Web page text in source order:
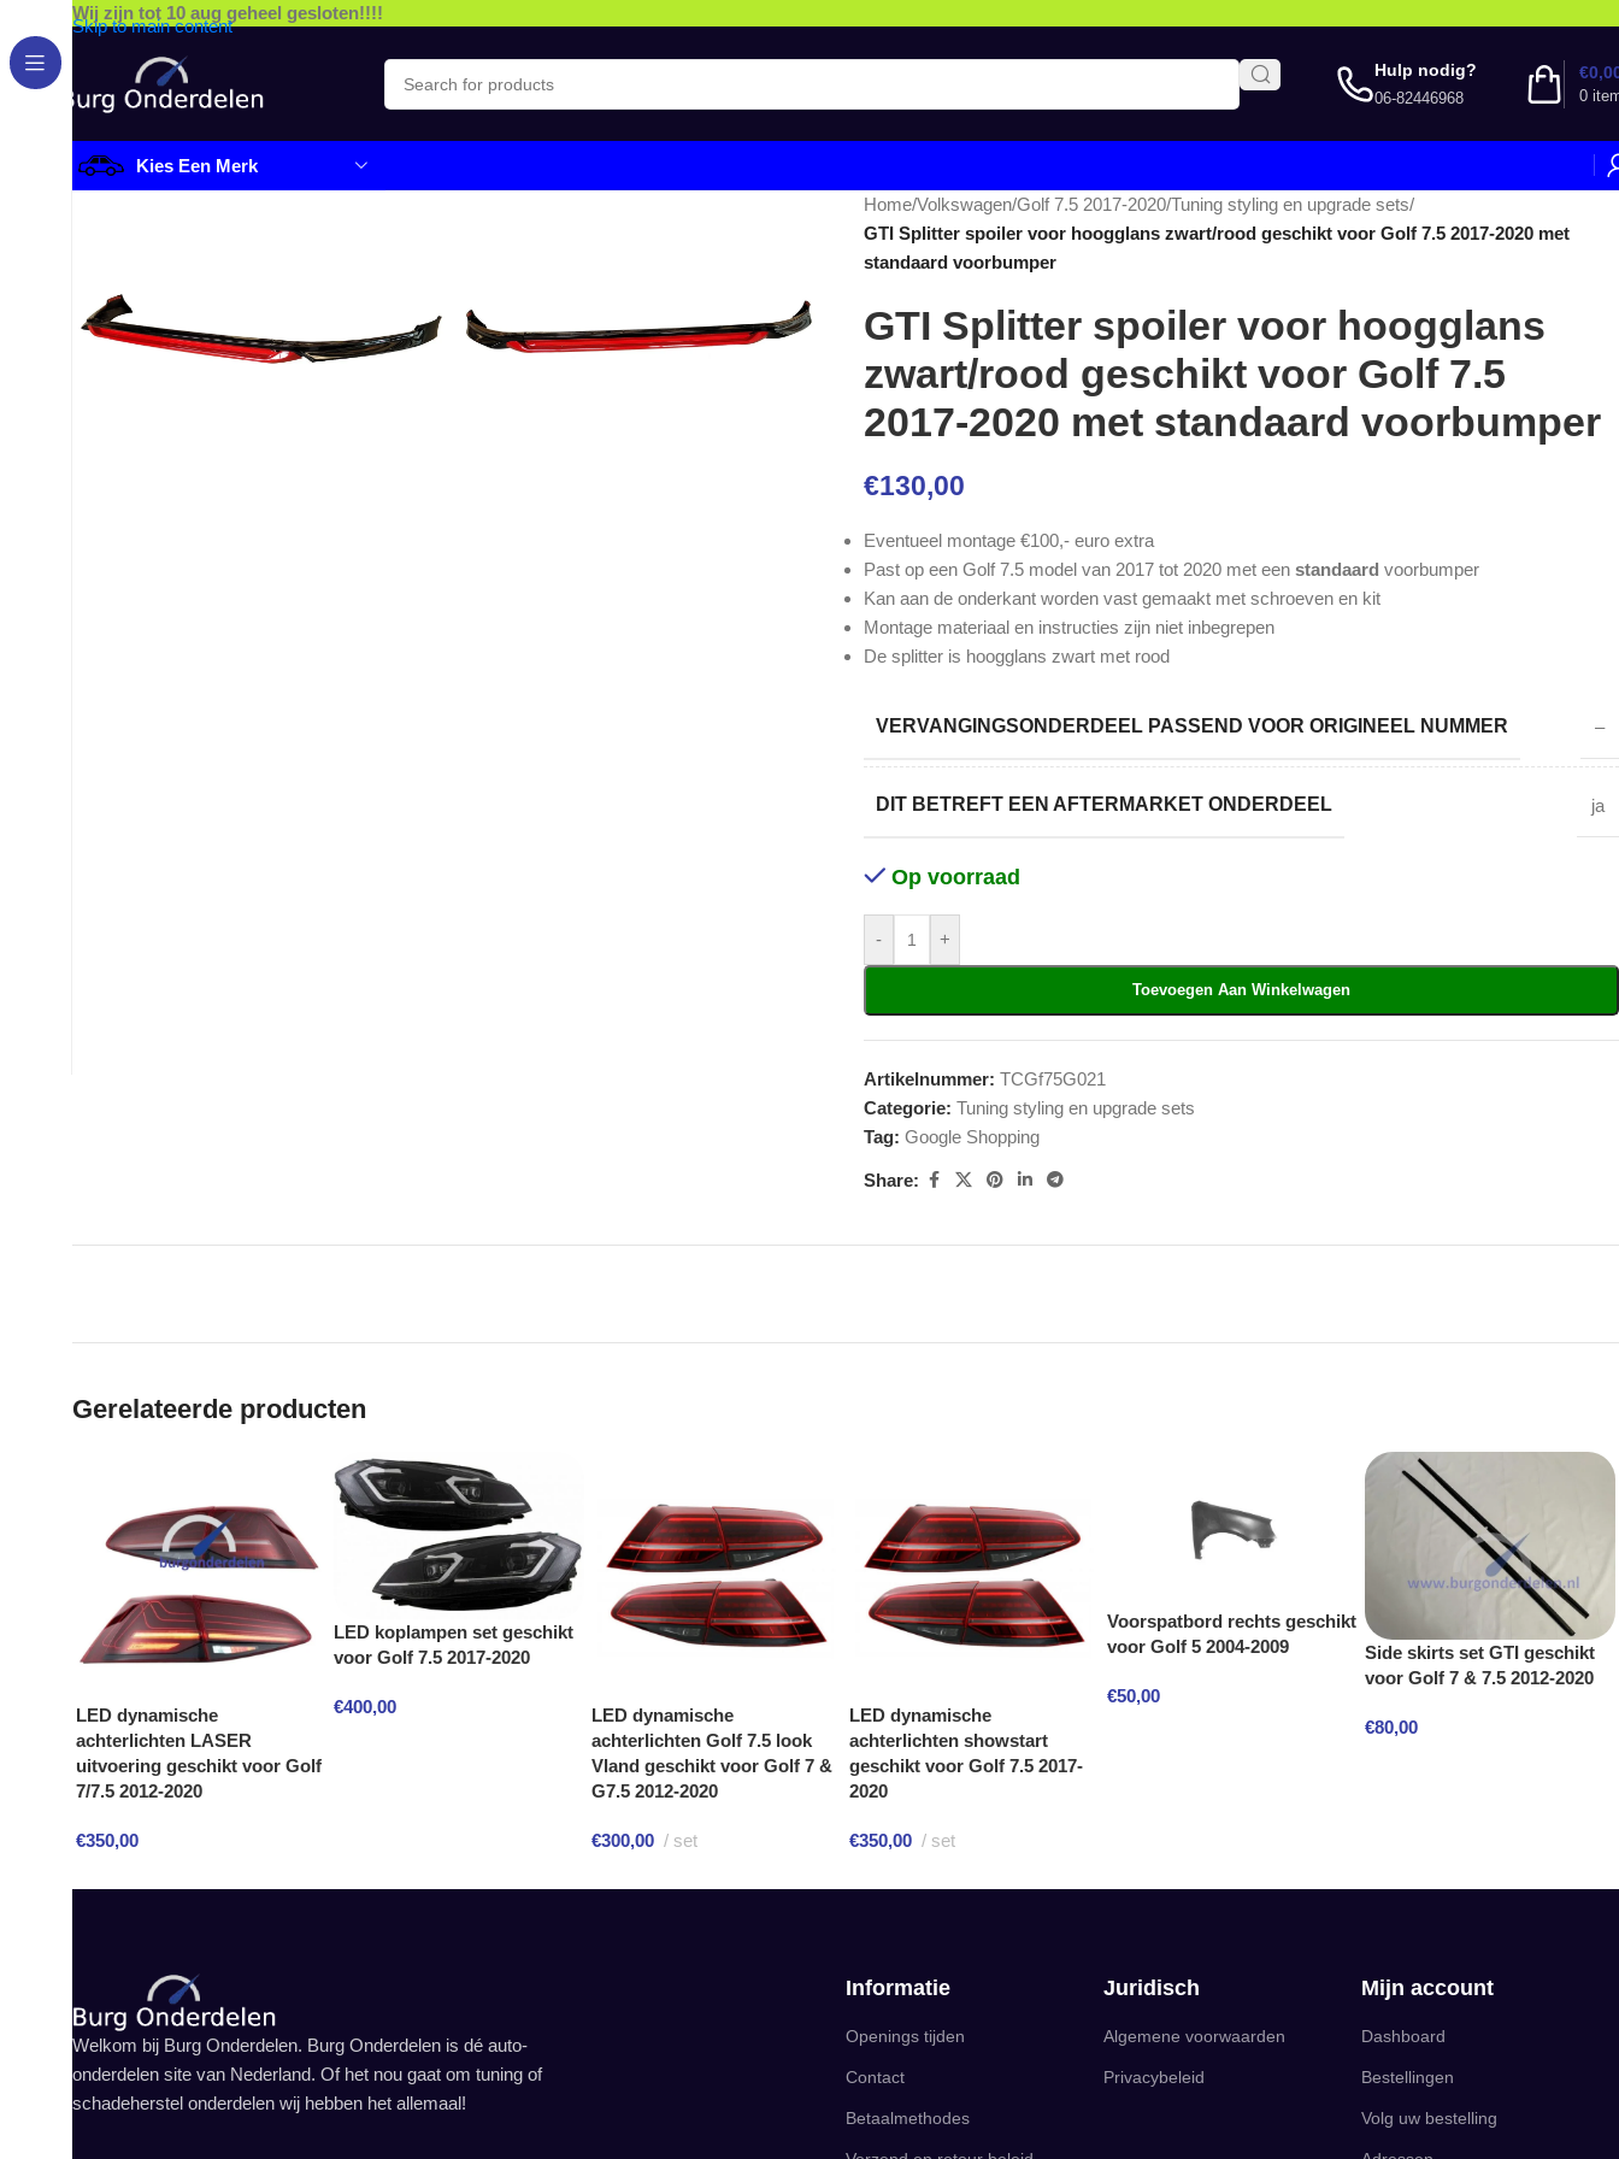
Skip to main content
Wij zijn tot 10 aug geheel gesloten!!!!
Hulp nodig?
06-82446968 0
€
Kies Een Merk
Home/Volkswagen/Golf 7.5 2017-2020/Tuning styling en upgrade sets/
GTI Splitter spoiler voor hoogglans zwart/rood geschikt voor Golf 7.5 2017-2020 met
standaard voorbumper
GTI Splitter spoiler voor hoogglans
zwart/rood geschikt voor Golf 7.5
2017-2020 met standaard voorbumper
€130,00
Eventueel montage €100,- euro extra
Past op een Golf 7.5 model van 2017 tot 2020 met een standaard voorbumper
Kan aan de onderkant worden vast gemaakt met schroeven en kit
Montage materiaal en instructies zijn niet inbegrepen
De splitter is hoogglans zwart met rood
VERVANGINGSONDERDEEL PASSEND VOOR ORIGINEEL NUMMER –
DIT BETREFT EEN AFTERMARKET ONDERDEEL ja
Op voorraad
- +
Toevoegen Aan Winkelwagen
Artikelnummer: TCGf75G021
Categorie: Tuning styling en upgrade sets
Tag: Google Shopping
Share:
Gerelateerde producten
LED dynamische
achterlichten LASER
uitvoering geschikt voor Golf
7/7.5 2012-2020
€350,00
LED koplampen set geschikt
voor Golf 7.5 2017-2020
€400,00
LED dynamische
achterlichten Golf 7.5 look
Vland geschikt voor Golf 7 &
G7.5 2012-2020
€300,00 set
LED dynamische
achterlichten showstart
geschikt voor Golf 7.5 2017-
2020
€350,00 set
Voorspatbord rechts geschikt
voor Golf 5 2004-2009
€50,00
Side skirts set GTI geschikt
voor Golf 7 & 7.5 2012-2020
€80,00
Informatie
Openings tijden
Contact
Betaalmethodes
Juridisch
Algemene voorwaarden
Privacybeleid
Mijn account
Dashboard
Bestellingen
Volg uw bestelling
Welkom bij Burg Onderdelen. Burg Onderdelen is dé auto-
onderdelen site van Nederland. Of het nou gaat om tuning of
schadeherstel onderdelen wij hebben het allemaal!